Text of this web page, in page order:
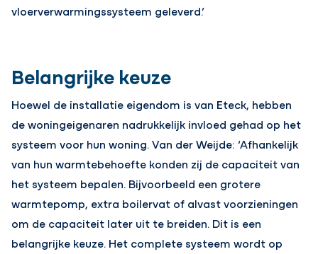
vloerverwarmingssysteem geleverd.’
Belangrijke keuze
Hoewel de installatie eigendom is van Eteck, hebben
de woningeigenaren nadrukkelijk invloed gehad op het
systeem voor hun woning. Van der Weijde: ‘Afhankelijk
van hun warmtebehoefte konden zij de capaciteit van
het systeem bepalen. Bijvoorbeeld een grotere
warmtepomp, extra boilervat of alvast voorzieningen
om de capaciteit later uit te breiden. Dit is een
belangrijke keuze. Het complete systeem wordt op